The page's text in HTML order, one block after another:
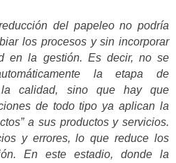
del papeleo no podría
los procesos y sin incorporar
en la gestión. Es decir, no se
la etapa de
la calidad, sino que hay que
de todo tipo ya aplican la
a sus productos y servicios.
y errores, lo que reduce los
En este estadio, donde la